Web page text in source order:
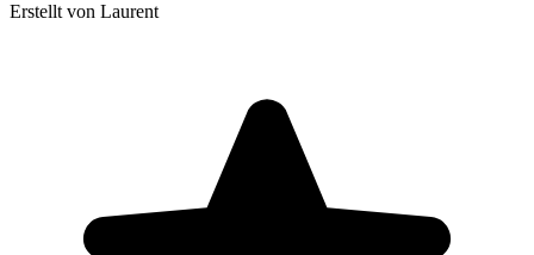
Erstellt von Laurent